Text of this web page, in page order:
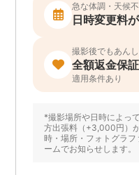
急な体調・天候
日時変更料
撮影後でもあん
全額返金保証
適用条件あり
*撮影場所や日時によっ
方出張料（+3,000円）
時・場所・フォトグラ
ームでお知らせします。